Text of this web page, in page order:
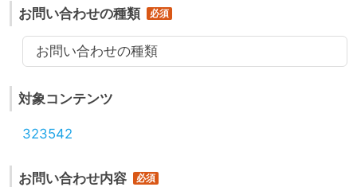
お問い合わせの種類
お問い合わせの種類
対象コンテンツ
323542
お問い合わせ内容